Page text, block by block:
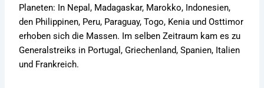
Planeten: In Nepal, Madagaskar, Marokko, Indonesien,
den Philippinen, Peru, Paraguay, Togo, Kenia und Osttimor
erhoben sich die Massen. Im selben Zeitraum kam es zu
Generalstreiks in Portugal, Griechenland, Spanien, Italien
und Frankreich.